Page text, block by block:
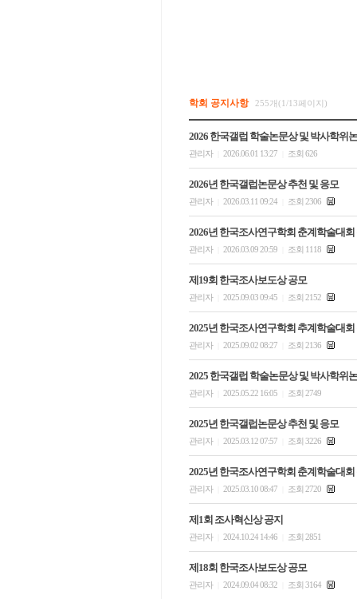
학회 공지사항 255개(1/13페이지)
2026 한국갤럽 학술논문상 및 박사학위
관리자 2026.06.01 13:27 조회 626
2026년 한국갤럽논문상 추천 및 응모
관리자 2026.03.11 09:24 조회 2306
2026년 한국조사연구학회 춘계학술대회
관리자 2026.03.09 20:59 조회 1118
제19회 한국조사보도상 공모
관리자 2025.09.03 09:45 조회 2152
2025년 한국조사연구학회 추계학술대회
관리자 2025.09.02 08:27 조회 2136
2025 한국갤럽 학술논문상 및 박사학위
관리자 2025.05.22 16:05 조회 2749
2025년 한국갤럽논문상 추천 및 응모
관리자 2025.03.12 07:57 조회 3226
2025년 한국조사연구학회 춘계학술대회
관리자 2025.03.10 08:47 조회 2720
제1회 조사혁신상 공지
관리자 2024.10.24 14:46 조회 2851
제18회 한국조사보도상 공모
관리자 2024.09.04 08:32 조회 3164